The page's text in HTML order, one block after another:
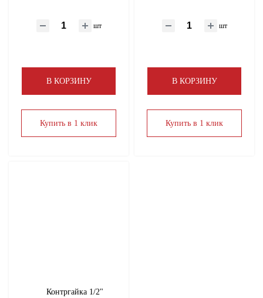
шт
В КОРЗИНУ
Купить в 1 клик
шт
В КОРЗИНУ
Купить в 1 клик
Контргайка 1/2"